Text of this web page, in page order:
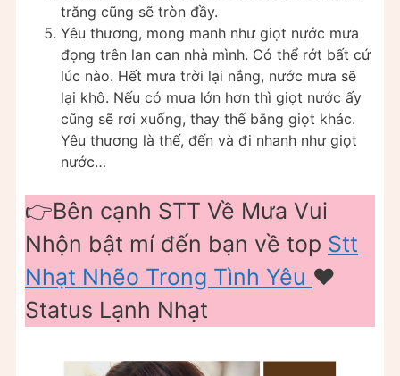
trăng cũng sẽ tròn đầy.
Yêu thương, mong manh như giọt nước mưa
đọng trên lan can nhà mình. Có thể rớt bất cứ
lúc nào. Hết mưa trời lại nắng, nước mưa sẽ
lại khô. Nếu có mưa lớn hơn thì giọt nước ấy
cũng sẽ rơi xuống, thay thế bằng giọt khác.
Yêu thương là thế, đến và đi nhanh như giọt
nước…
👉Bên cạnh STT Về Mưa Vui
Nhộn bật mí đến bạn về top Stt
Nhạt Nhẽo Trong Tình Yêu ❤️
Status Lạnh Nhạt